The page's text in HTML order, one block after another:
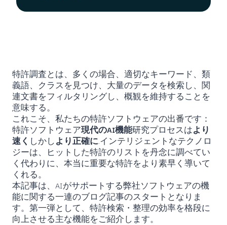
特許調査とは、多くの場合、適切なキーワード、類
義語、クラスを見つけ、大量のデータを検索し、関
連文書をフィルタリングし、概観を維持することを
意味する。
これこそ、私たちの特許ソフトウェアの出番です：
特許ソフトウェア現代のAI機能研究プロセスはより
速く しかしより正確に.インテリジェントなテクノロ
ジーは、ヒットした特許のリストを丹念に調べてい
く代わりに、本当に重要な特許をより素早く導いて
くれる。
本記事は、AIがサポートする弊社ソフトウェアの機
能に関する一連のブログ記事のスタートとなりま
す。第一弾として、特許検索・整理の効率を格段に
向上させる主な機能をご紹介します。